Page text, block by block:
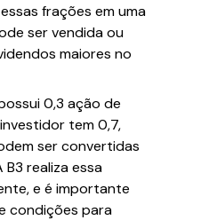
frações em uma
ser vendida ou
maiores no
0,3 ação de
tem 0,7,
ser convertidas
B3 realiza essa
e é importante
condições para